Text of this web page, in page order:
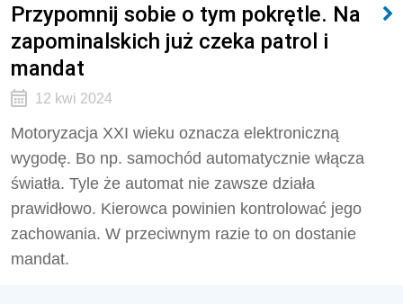
Przypomnij sobie o tym pokrętle. Na
zapominalskich już czeka patrol i
mandat
12 kwi 2024
Motoryzacja XXI wieku oznacza elektroniczną
wygodę. Bo np. samochód automatycznie włącza
światła. Tyle że automat nie zawsze działa
prawidłowo. Kierowca powinien kontrolować jego
zachowania. W przeciwnym razie to on dostanie
mandat.